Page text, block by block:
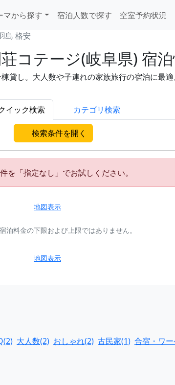
マから探す 宿泊人数で探す 空室予約状況
島 格安
コテージ(岐阜県) 宿
貸し。大人数や子連れの家族旅行の宿泊に最
イック検索 カテゴリ検索
検索条件を開く
を「指定なし」でお試しください。
地図表示
料金の下限および上限ではありません。
地図表示
大人数(2) おしゃれ(2) 古民家(1) 合宿・ワ